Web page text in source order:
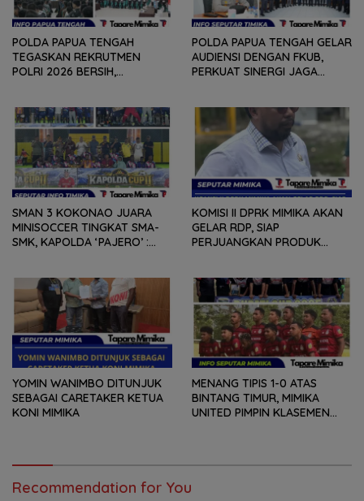
POLDA PAPUA TENGAH
TEGASKAN REKRUTMEN
POLRI 2026 BERSIH,
POLDA PAPUA TENGAH GELAR
AUDIENSI DENGAN FKUB,
PERKUAT SINERGI JAGA
SMAN 3 KOKONAO JUARA
MINISOCCER TINGKAT SMA-
SMK, KAPOLDA ‘PAJERO’ :
KOMISI II DPRK MIMIKA AKAN
GELAR RDP, SIAP
PERJUANGKAN PRODUK
PT PANGANSARI
YOMIN WANIMBO DITUNJUK
SEBAGAI CARETAKER KETUA
KONI MIMIKA
MENANG TIPIS 1-0 ATAS
BINTANG TIMUR, MIMIKA
UNITED PIMPIN KLASEMEN
Recommendation for You